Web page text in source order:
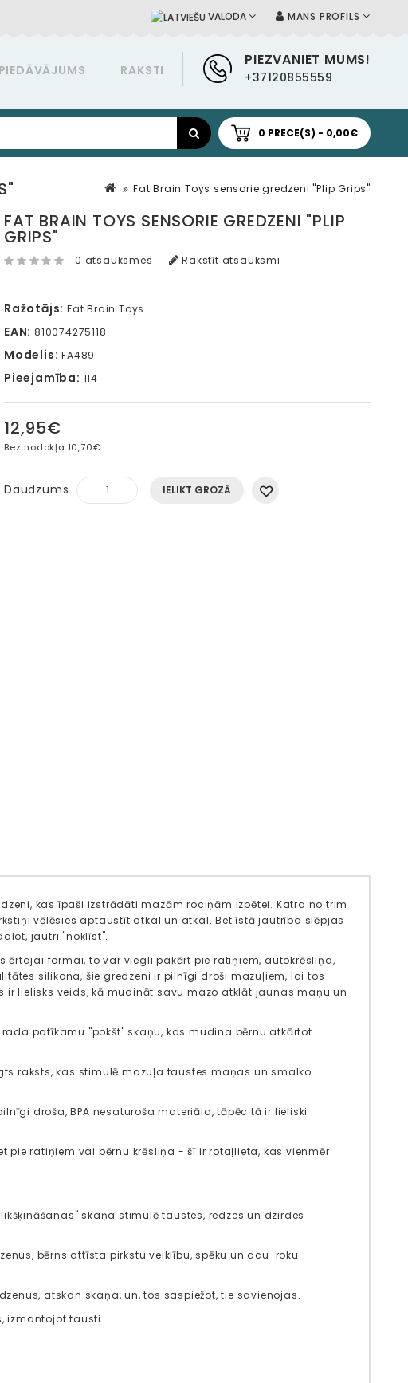
MANS PROFILS
VALODA
PIEZVANIET MUMS!
+37120855559
RAKSTI
0 PRECE(S) - 0,00€
Fat Brain Toys sensorie gredzeni "Plip Grips"
FAT BRAIN TOYS SENSORIE GREDZENI "PLIP
GRIPS"
0 atsauksmes Rakstīt atsauksmi
Ražotājs: Fat Brain Toys
EAN: 810074275118
Modelis: FA489
Pieejamība: 114
12,95€
Bez nodokļa:10,70€
Daudzums IELIKT GROZĀ
kas īpaši izstrādāti mazām rociņām izpētei. Katra no trim
vēlēsies aptaustīt atkal un atkal. Bet īstā jautrība slēpjas
jautri "noklīst".
ērtajai formai, to var viegli pakārt pie ratiņiem, autokrēsliņa,
silikona, šie gredzeni ir pilnīgi droši mazuļiem, lai tos
lielisks veids, kā mudināt savu mazo atklāt jaunas maņu un
patīkamu "pokšt" skaņu, kas mudina bērnu atkārtot
raksts, kas stimulē mazuļa taustes maņas un smalko
droša, BPA nesaturoša materiāla, tāpēc tā ir lieliski
pie ratiņiem vai bērnu krēsliņa - šī ir rotaļlieta, kas vienmēr
skaņa stimulē taustes, redzes un dzirdes
bērns attīsta pirkstu veiklību, spēku un acu-roku
atskan skaņa, un, tos saspiežot, tie savienojas.
izmantojot tausti.